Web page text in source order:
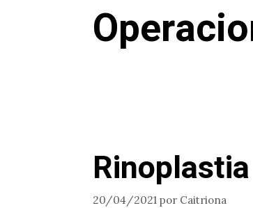
20/04/2021 por Caitriona